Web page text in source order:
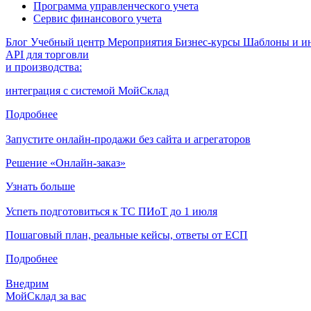
Программа управленческого учета
Сервис финансового учета
Блог Учебный центр Мероприятия Бизнес-курсы Шаблоны и
API для торговли
и производства:
интеграция с системой МойСклад
Подробнее
Запустите онлайн-продажи без сайта и агрегаторов
Решение «Онлайн-заказ»
Узнать больше
Успеть подготовиться к ТС ПИоТ до 1 июля
Пошаговый план, реальные кейсы, ответы от ЕСП
Подробнее
Внедрим
МойСклад за вас